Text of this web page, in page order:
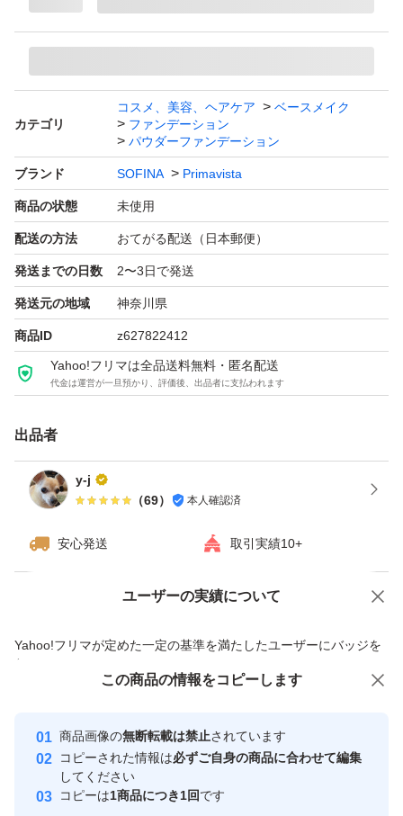
カテゴリ
コスメ、美容、ヘアケア
ベースメイク
ファンデーション
パウダーファンデーション
ブランド SOFINA Primavista
商品の状態 未使用
配送の方法 おてがる配送（日本郵便）
発送までの日数 2〜3日で発送
発送元の地域 神奈川県
商品ID z627822412
Yahoo!フリマは全品送料無料・匿名配送
代金は運営が一旦預かり、評価後、出品者に支払われます
出品者
y-j
（69） 本人確認済
安心発送 取引実績10+
ユーザーの実績について
Yahoo!フリマが定めた一定の基準を満たしたユーザーにバッジを
付与しています
安心取引出品者
心・安全なユーザーです
取引実績
価格の相談 商品への質問
この商品の情報をコピーします
商品画像の無断転載は禁止されています
コピーされた情報は必ずご自身の商品に合わせて編集
してください
コピーは1商品につき1回です
この商品をみている人にオススメ